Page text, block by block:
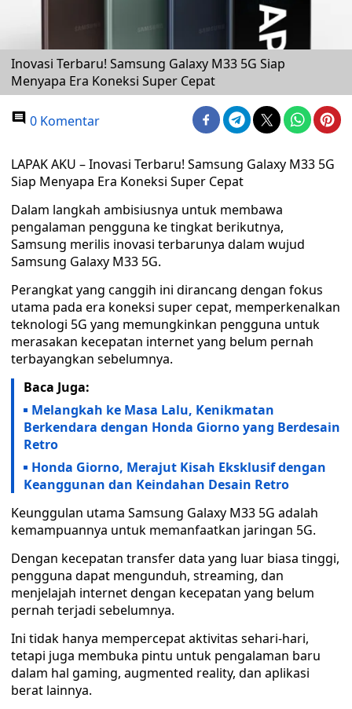
Inovasi Terbaru! Samsung Galaxy M33 5G Siap
Menyapa Era Koneksi Super Cepat
0 Komentar
LAPAK AKU – Inovasi Terbaru! Samsung Galaxy M33 5G
Siap Menyapa Era Koneksi Super Cepat
Dalam langkah ambisiusnya untuk membawa
pengalaman pengguna ke tingkat berikutnya,
Samsung merilis inovasi terbarunya dalam wujud
Samsung Galaxy M33 5G.
Perangkat yang canggih ini dirancang dengan fokus
utama pada era koneksi super cepat, memperkenalkan
teknologi 5G yang memungkinkan pengguna untuk
merasakan kecepatan internet yang belum pernah
terbayangkan sebelumnya.
Baca Juga:
Melangkah ke Masa Lalu, Kenikmatan
Berkendara dengan Honda Giorno yang Berdesain
Retro
Honda Giorno, Merajut Kisah Eksklusif dengan
Keanggunan dan Keindahan Desain Retro
Keunggulan utama Samsung Galaxy M33 5G adalah
kemampuannya untuk memanfaatkan jaringan 5G.
Dengan kecepatan transfer data yang luar biasa tinggi,
pengguna dapat mengunduh, streaming, dan
menjelajah internet dengan kecepatan yang belum
pernah terjadi sebelumnya.
Ini tidak hanya mempercepat aktivitas sehari-hari,
tetapi juga membuka pintu untuk pengalaman baru
dalam hal gaming, augmented reality, dan aplikasi
berat lainnya.